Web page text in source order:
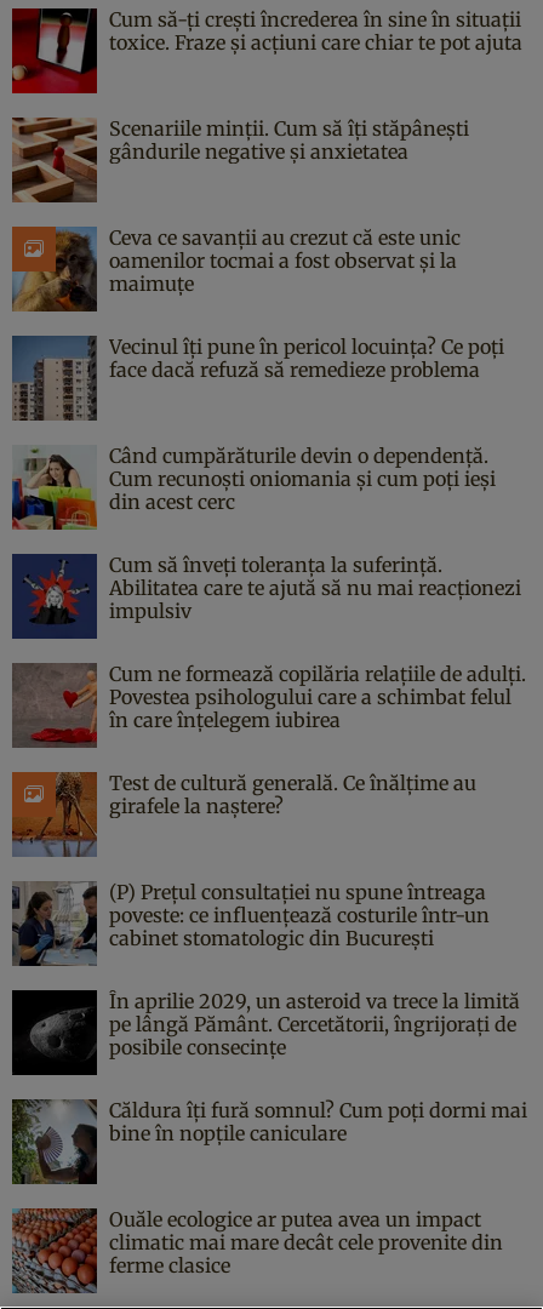
Cum să-ți crești încrederea în sine în situații
toxice. Fraze și acțiuni care chiar te pot ajuta
Scenariile minții. Cum să îți stăpânești
gândurile negative și anxietatea
Ceva ce savanții au crezut că este unic
oamenilor tocmai a fost observat și la
maimuțe
Vecinul îți pune în pericol locuința? Ce poți
face dacă refuză să remedieze problema
Când cumpărăturile devin o dependență.
Cum recunoști oniomania și cum poți ieși
din acest cerc
Cum să înveți toleranța la suferință.
Abilitatea care te ajută să nu mai reacționezi
impulsiv
Cum ne formează copilăria relațiile de adulți.
Povestea psihologului care a schimbat felul
în care înțelegem iubirea
Test de cultură generală. Ce înălțime au
girafele la naștere?
(P) Prețul consultației nu spune întreaga
poveste: ce influențează costurile într-un
cabinet stomatologic din București
În aprilie 2029, un asteroid va trece la limită
pe lângă Pământ. Cercetătorii, îngrijorați de
posibile consecințe
Căldura îți fură somnul? Cum poți dormi mai
bine în nopțile caniculare
Ouăle ecologice ar putea avea un impact
climatic mai mare decât cele provenite din
ferme clasice